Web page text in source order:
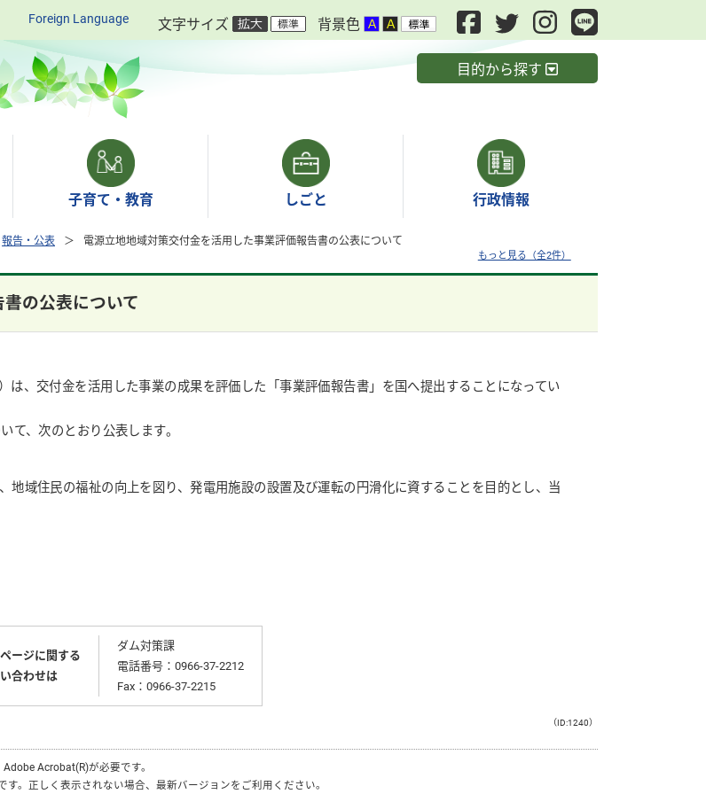
Foreign Language 文字サイズ 背景色
目的から探す
子育て・教育 しごと 行政情報
報告・公表 電源立地地域対策交付金を活用した事業評価報告書の公表について
もっと見る（全2件）
の公表について
は、交付金を活用した事業の成果を評価した「事業評価報告書」を国へ提出することになってい
て、次のとおり公表します。
域住民の福祉の向上を図り、発電用施設の設置及び運転の円滑化に資することを目的とし、当
ージに関する
合わせは
ダム対策課
電話番号：0966-37-2212
Fax：0966-37-2215
（ID:1240）
Adobe Acrobat(R)が必要です。
す。正しく表示されない場合、最新バージョンをご利用ください。